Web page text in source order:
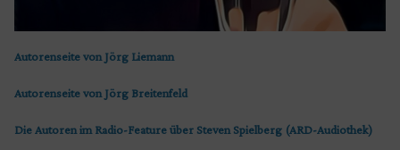
Autorenseite von Jörg Liemann
Autorenseite von Jörg Breitenfeld
Die Autoren im Radio-Feature über Steven Spielberg (ARD-Audiothek)